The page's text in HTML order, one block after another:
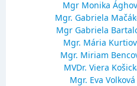
Mgr Monika
Mgr. Gabriela
Mgr Gabriela
Mgr. Mária
Mgr. Miriam
MVDr. Viera
Mgr. Eva Volková